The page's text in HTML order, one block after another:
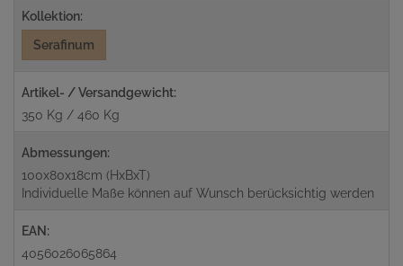
Kollektion:
Serafinum
Artikel- / Versandgewicht:
350 Kg / 460 Kg
Abmessungen:
100x80x18cm (HxBxT)
Individuelle Maße können auf Wunsch berücksichtig werden
EAN:
4056026065864